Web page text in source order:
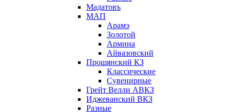
Мадатовъ
МАП
Арамэ
Золотой
Армина
Айвазовский
Прошянский КЗ
Классические
Сувенирные
Грейт Велли АВКЗ
Иджеванский ВКЗ
Разные